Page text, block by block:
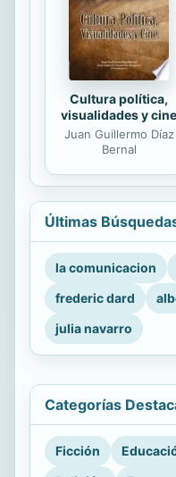
Cultura política,
visualidades y cine
Juan Guillermo Díaz
Bernal
Últimas
la comunicacion
frederic dard
julia navarro
Categorías
Ficción